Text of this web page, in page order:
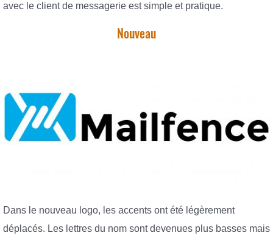
avec le client de messagerie est simple et pratique.
Nouveau
Dans le nouveau logo, les accents ont été légèrement
déplacés. Les lettres du nom sont devenues plus basses mais